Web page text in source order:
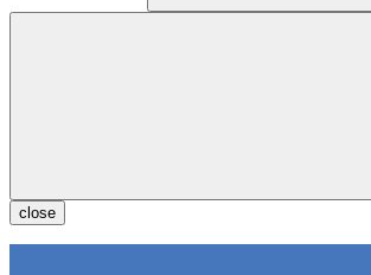
close